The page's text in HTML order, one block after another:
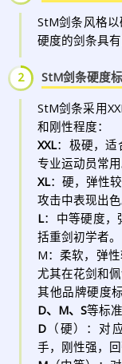
StM剑条风格
硬度的剑条具
2
StM剑条硬度标
StM剑条采用
和刚性程度：
XXL：极硬，适
专业运动员常用
XL：硬，弹性
攻击中表现出色
L：中等硬度，
括重剑初学者。
M：柔软，弹
尤其在花剑和佩
其他品牌硬度
D、M、S等标
D （硬）：对
手，刚性强，回